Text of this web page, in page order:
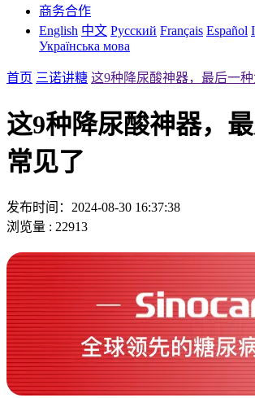
商务合作
English 中文 Русский Français Español
Українська мова
首页 三诺讲糖 这9种降尿酸神器，最后一
这9种降尿酸神器，
常见了
发布时间：2024-08-30 16:37:38
浏览量 : 22913